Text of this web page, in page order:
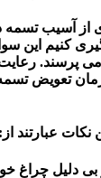
از آسیب تسمه
کنیم این
می پرسند.
تعویض تسمه
عبارتند از:
دلیل چراغ